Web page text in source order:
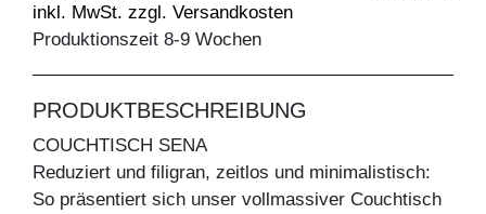
inkl. MwSt. zzgl. Versandkosten
Produktionszeit 8-9 Wochen
PRODUKTBESCHREIBUNG
COUCHTISCH SENA
Reduziert und filigran, zeitlos und minimalistisch:
So präsentiert sich unser vollmassiver Couchtisch